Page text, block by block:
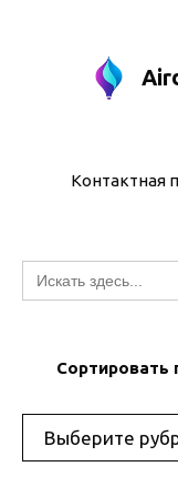
Контактная
Искать:
Сортировать
Рубрики